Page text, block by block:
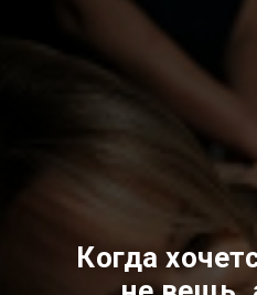
Когда